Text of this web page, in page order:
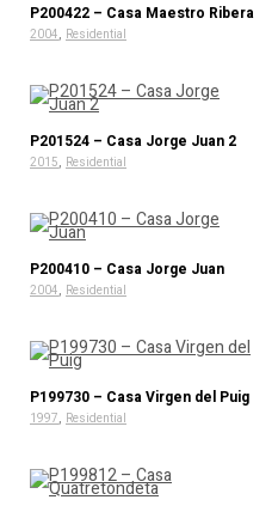
P200422 – Casa Maestro Ribera
2004, Residential
P201524 – Casa Jorge Juan 2
2015, Residential
P200410 – Casa Jorge Juan
2004, Residential
P199730 – Casa Virgen del Puig
1997, Residential